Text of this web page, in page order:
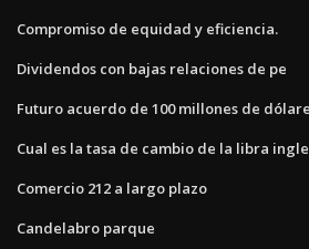
Compromiso de equidad y eficiencia.
Dividendos con bajas relaciones de pe
Futuro acuerdo de 100 millones de
Cual es la tasa de cambio de la libra
Comercio 212 a largo plazo
Candelabro parque